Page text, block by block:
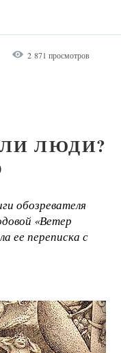
2 871 просмотров
ЛЮДИ?
обозревателя
«Ветер
ее переписка с